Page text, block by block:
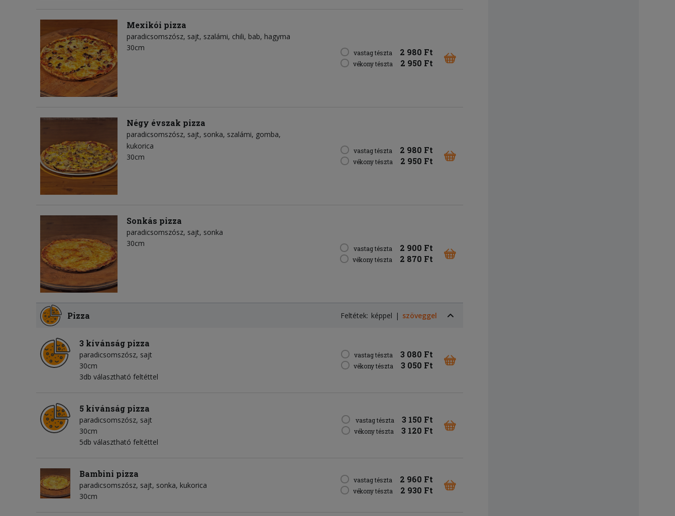
Mexikói pizza
paradicsomszósz sajt szalámi chili bab hagyma
30cm
vastag tészta 2 980 Ft
vékony tészta 2 950 Ft
Négy évszak pizza
paradicsomszósz sajt sonka szalámi gomba
kukorica
30cm
vastag tészta 2 980 Ft
vékony tészta 2 950 Ft
Sonkás pizza
paradicsomszósz sajt sonka
30cm
vastag tészta 2 900 Ft
vékony tészta 2 870 Ft
Pizza Feltétek: képpel szöveggel
3 kívánság pizza
paradicsomszósz sajt
30cm
3db választható feltéttel
vastag tészta 3 080 Ft
vékony tészta 3 050 Ft
5 kívánság pizza
paradicsomszósz sajt
30cm
5db választható feltéttel
vastag tészta 3 150 Ft
vékony tészta 3 120 Ft
Bambini pizza
paradicsomszósz sajt sonka kukorica
30cm
vastag tészta 2 960 Ft
vékony tészta 2 930 Ft